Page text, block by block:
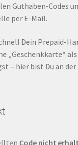
Guthaben-Codes
per E-Mail.
Dein Prepaid-
„Geschenkkarte“
– hier bist Du an
Code nicht